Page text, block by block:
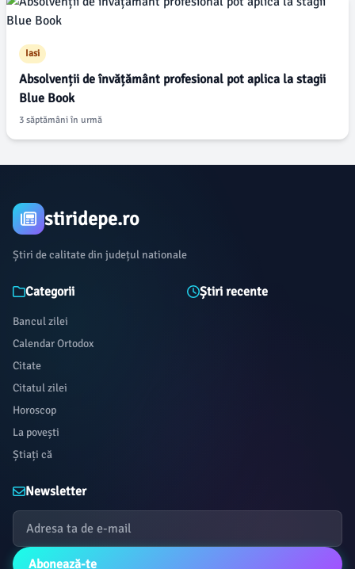
Iasi
Absolvenții de învățământ profesional pot aplica la stagii
Blue Book
3 săptămâni în urmă
stiridepe.ro
Știri de calitate din județul nationale
Categorii
Bancul zilei
Calendar Ortodox
Citate
Citatul zilei
Horoscop
La povești
Știați că
Știri recente
Newsletter
Abonează-te